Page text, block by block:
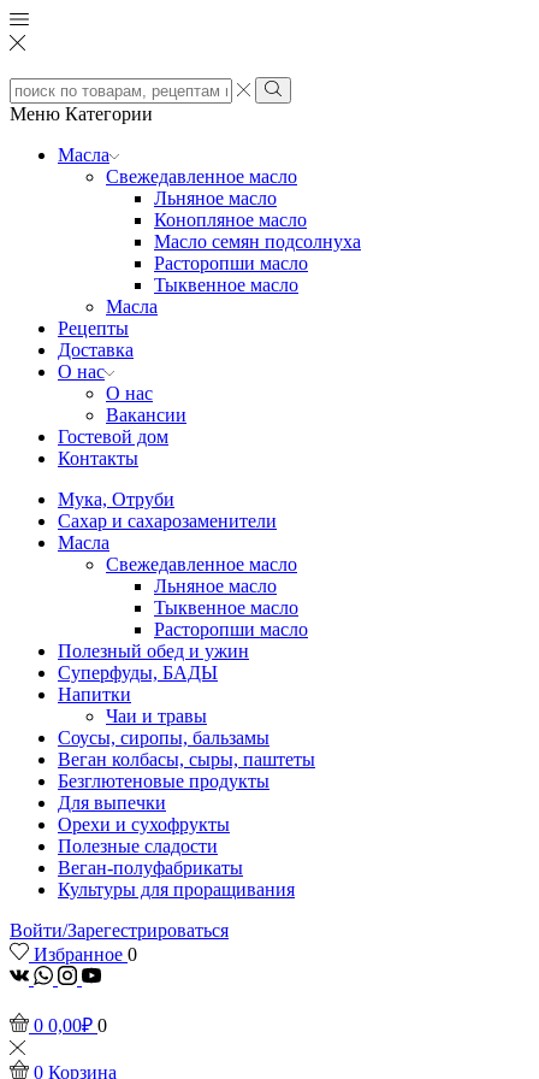
Search
input
Search
Меню Категории
Масла
Свежедавленное масло
Льняное масло
Конопляное масло
Масло семян подсолнуха
Расторопши масло
Тыквенное масло
Масла
Рецепты
Доставка
О нас
О нас
Вакансии
Гостевой дом
Контакты
Мука, Отруби
Сахар и сахарозаменители
Масла
Свежедавленное масло
Льняное масло
Тыквенное масло
Расторопши масло
Полезный обед и ужин
Суперфуды, БАДЫ
Напитки
Чаи и травы
Соусы, сиропы, бальзамы
Веган колбасы, сыры, паштеты
Безглютеновые продукты
Для выпечки
Орехи и сухофрукты
Полезные сладости
Веган-полуфабрикаты
Культуры для проращивания
Войти/Зарегестрироваться
Избранное 0
vk Whatsapp
Instagram
Youtube
0 0,00₽ 0
0 Корзина